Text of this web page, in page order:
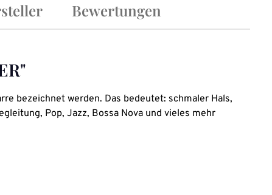
Bewertungen
bezeichnet werden. Das bedeutet: schmaler Hals,
Pop, Jazz, Bossa Nova und vieles mehr